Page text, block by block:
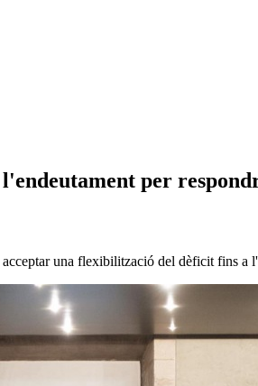
per
una flexibilització del dèficit fins